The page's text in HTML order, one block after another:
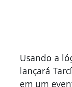
Usando a
lançará
em um